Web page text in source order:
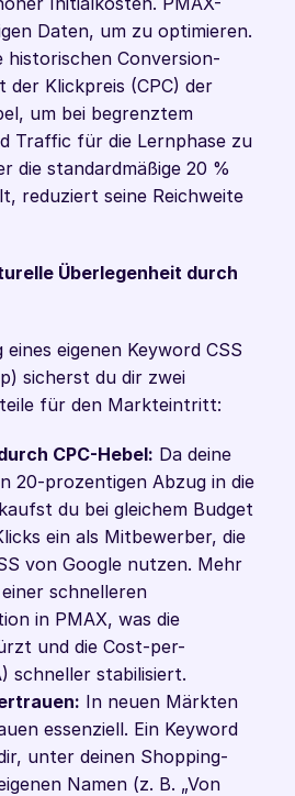
Daten, um zu optimieren.
historischen Conversion-
der Klickpreis (CPC) der
um bei begrenztem
Traffic für die Lernphase zu
die standardmäßige 20 %
reduziert seine Reichweite
Überlegenheit durch
eigenen Keyword CSS
sicherst du dir zwei
für den Markteintritt:
CPC-Hebel: Da deine
20-prozentigen Abzug in die
du bei gleichem Budget
ein als Mitbewerber, die
von Google nutzen. Mehr
schnelleren
in PMAX, was die
und die Cost-per-
schneller stabilisiert.
In neuen Märkten
essenziell. Ein Keyword
unter deinen Shopping-
Namen (z. B. „Von